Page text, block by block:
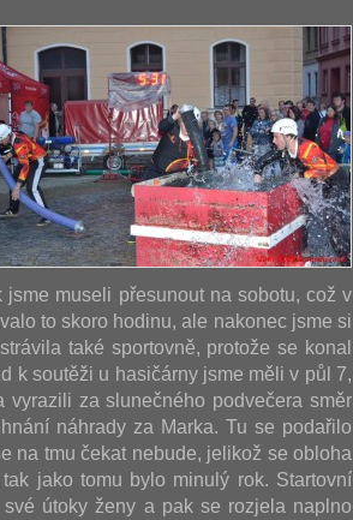
museli přesunout na sobotu, což v
to skoro hodinu, ale nakonec jsme si
také sportovně, protože se konal
k soutěži u hasičárny jsme měli v půl 7,
za slunečného podvečera směr
náhrady za Marka. Tu se podařilo
na tmu čekat nebude, jelikož se obloha
jako tomu bylo minulý rok. Startovní
útoky ženy a pak se rozjela naplno